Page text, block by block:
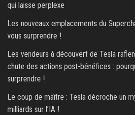
qui laisse perplexe
Les nouveaux emplacements du
vous surprendre !
Les vendeurs à découvert de Tesla
chute des actions post-bénéfices :
surprendre !
Le coup de maître : Tesla décroche un
milliards sur l’IA !